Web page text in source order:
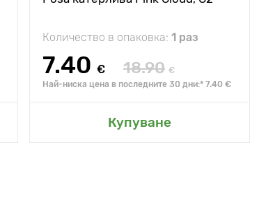
Количество в опаковка: 1 раз
7.40 € 18.90 €
Най-ниска цена в последните 30 дни:* 7.40 €
Купуване